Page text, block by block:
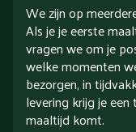
We zijn op
Als je je eerste
vragen we om je
welke momenten
bezorgen, in
levering krijg je
maaltijd komt.